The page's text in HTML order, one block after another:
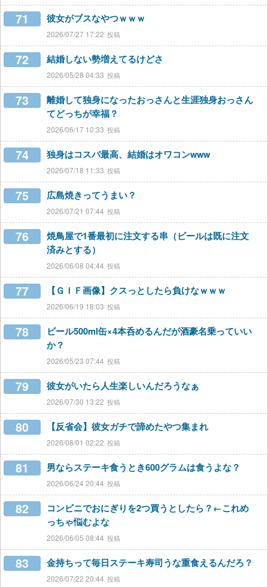
71 彼女がブスなやつｗｗｗ
2026/07/27 17:22
72 結婚しない勢増えてるけどさ
2026/05/28 04:33
73
離婚して独身になったおっさんと生涯独身おっさん
てどっちが幸福？
2026/06/17 10:33
74 独身はコスパ最高、結婚はオワコンwww
2026/07/18 11:33
75 広島焼きってうまい？
2026/07/21 07:44
76
焼鳥屋で1番最初に注文する串（ビールは既に注文
済みとする）
2026/06/08 04:44
77 【ＧＩＦ画像】クスっとしたら負けなｗｗｗ
2026/06/19 18:03
78
ビール500ml缶×4本呑めるんだが酒豪名乗っていい
か？
2026/05/23 07:44
79 彼女がいたら人生楽しいんだろうなぁ
2026/07/30 13:22
80 【反省会】彼女ガチで諦めたやつ集まれ
2026/08/01 02:22
81 男ならステーキ食うとき600グラムは食うよな？
2026/06/24 20:44
82
コンビニでおにぎりを2つ買うとしたら？←これめ
っちゃ悩むよな
2026/06/05 08:44
83 金持ちって毎日ステーキ寿司うな重食えるんだろ？
2026/07/22 20:44